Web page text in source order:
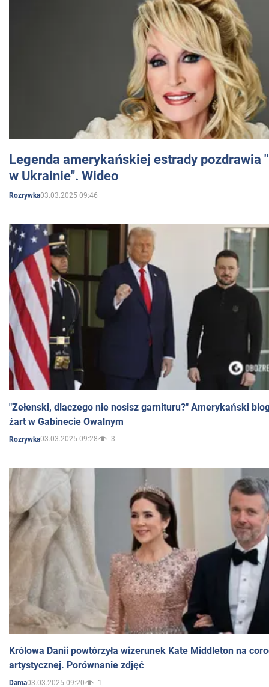
Legenda amerykańskiej estrady pozdrawia
w Ukrainie". Wideo
Rozrywka03.03.2025 09:46
"Zełenski, dlaczego nie nosisz garnituru?" Amerykański
żart w Gabinecie Owalnym
Rozrywka03.03.2025 09:28 3
Królowa Danii powtórzyła wizerunek Kate Middleton na
artystycznej. Porównanie zdjęć
Dama03.03.2025 09:20 1